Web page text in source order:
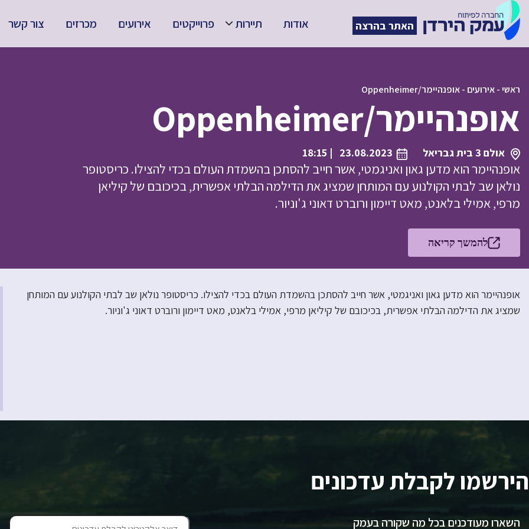
האתר בהרצה אודות תיירות פרוייקטים אירועים מכרזים צור קשר
ראשי-אירועים -אופנהיימר/Oppenheimer
אופנהיימר/Oppenheimer
אולם 3 בית גבריאל 23.08.2023
| 18:15
אופנהיימר הוא מדען גאון ואניגמטי, אשר חייב להסתכן בהשמדת העולם בכדי להצילו. כריסטופר
נולאן שב לבתי הקולנוע עם המותחן שמציג את הדילמה הבלתי אפשרית, בכיכובם של קיליאן
מרפי, אמילי בלאנט, מאט דיימון ורוברט דאוני ג'וניור.
להמשך קריאה
אופנהיימר הוא מדען גאון ואניגמטי, אשר חייב להסתכן בהשמדת העולם בכדי להצילו. כריסטופר נולאן שב לבתי הקולנוע עם המותחן
שמציג את הדילמה הבלתי אפשרית, בכיכובם של קיליאן מרפי, אמילי בלאנט, מאט דיימון ורוברט דאוני ג'וניור.
הירשמו לקבלת עדכונים
השארו מעודכנים בכל מה שקורה בעמק